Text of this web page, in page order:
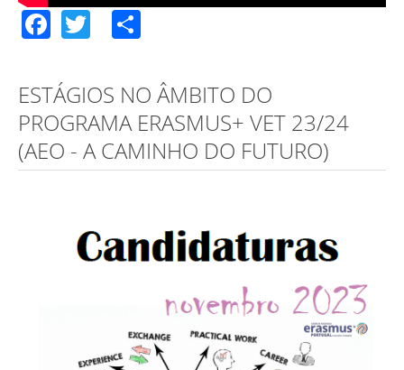
Facebook
Twitter
ESTÁGIOS NO ÂMBITO DO
PROGRAMA ERASMUS+ VET 23/24
(AEO - A CAMINHO DO FUTURO)